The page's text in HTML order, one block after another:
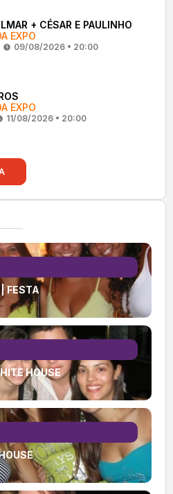
+ CÉSAR E PAULINHO
EXPO
09/08/2026 • 20:00
EXPO
11/08/2026 • 20:00
FESTA
HOUSE